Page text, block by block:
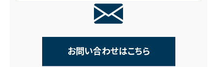
お問い合わせはこちら